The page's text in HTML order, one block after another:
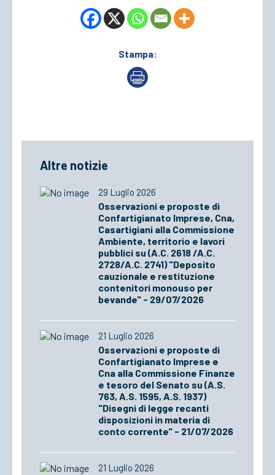
Stampa:
Altre notizie
29 Luglio 2026
Osservazioni e proposte di
Confartigianato Imprese, Cna,
Casartigiani alla Commissione
Ambiente, territorio e lavori
pubblici su (A.C. 2618 /A.C.
2728/A.C. 2741) "Deposito
cauzionale e restituzione
contenitori monouso per
bevande" - 29/07/2026
21 Luglio 2026
Osservazioni e proposte di
Confartigianato Imprese e
Cna alla Commissione Finanze
e tesoro del Senato su (A.S.
763, A.S. 1595, A.S. 1937)
"Disegni di legge recanti
disposizioni in materia di
conto corrente" - 21/07/2026
21 Luglio 2026